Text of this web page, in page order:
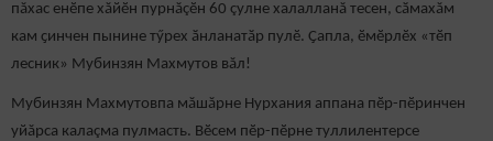
пăхас енӗпе хăйӗн пурнăçӗн 60 çулне халалланă тесен, сӑмахăм
кам ҫинчен пынине тӳрех ӑнланатӑр пулӗ. Ҫапла, ӗмӗрлӗх «тӗп
лесник» Мубинзян Махмутов вăл!
Мубинзян Махмутовпа мăшăрне Нурхания аппана пӗр-пӗринчен
уйăрса калаçма пулмасть. Вӗсем пӗр-пӗрне туллилентерсе